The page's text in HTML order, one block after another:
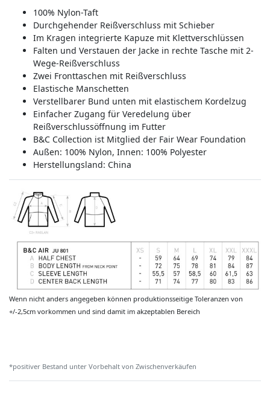
100% Nylon-Taft
Durchgehender Reißverschluss mit Schieber
Im Kragen integrierte Kapuze mit Klettverschlüssen
Falten und Verstauen der Jacke in rechte Tasche mit 2-
Wege-Reißverschluss
Zwei Fronttaschen mit Reißverschluss
Elastische Manschetten
Verstellbarer Bund unten mit elastischem Kordelzug
Einfacher Zugang für Veredelung über
Reißverschlussöffnung im Futter
B&C Collection ist Mitglied der Fair Wear Foundation
Außen: 100% Nylon, Innen: 100% Polyester
Herstellungsland: China
Wenn nicht anders angegeben können produktionsseitige Toleranzen von
+/-2,5cm vorkommen und sind damit im akzeptablen Bereich
*positiver Bestand unter Vorbehalt von Zwischenverkäufen